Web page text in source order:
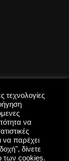
τεχνολογίες
να
να παρέχει
δίνετε
των cookies.